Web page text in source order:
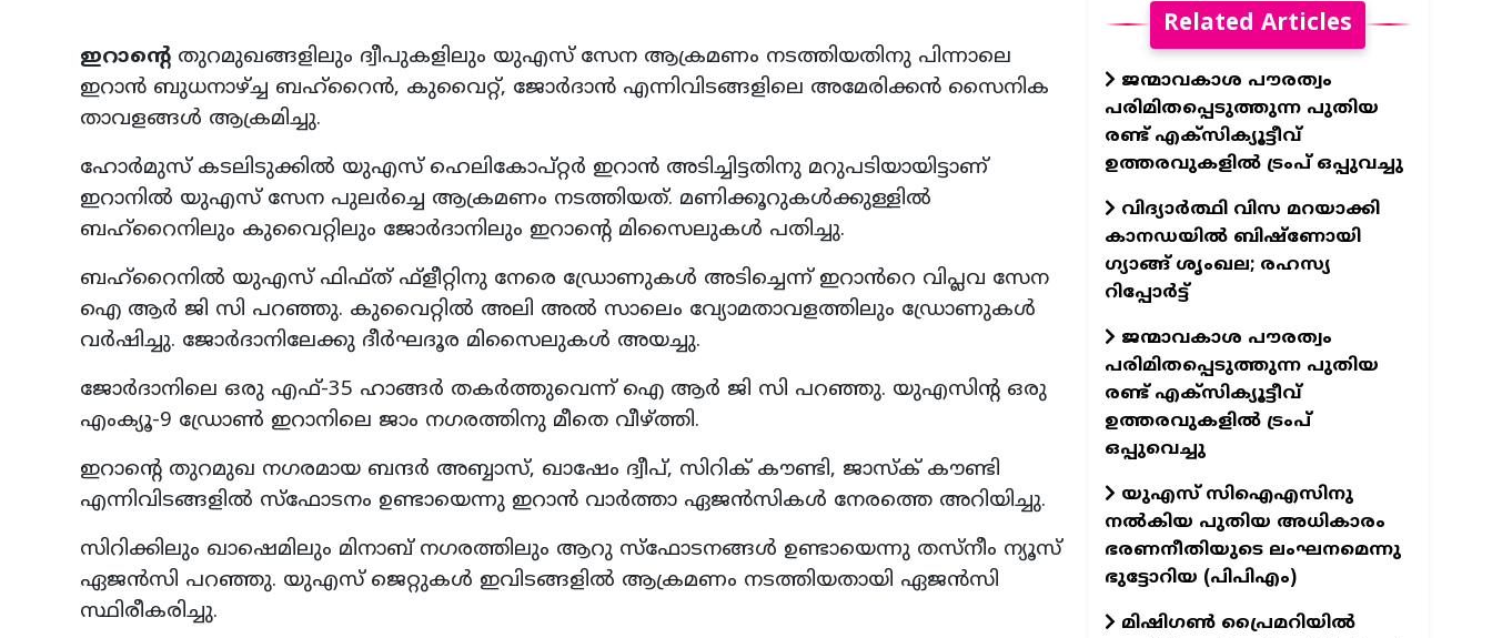
ഇറാന്റെ തുറമുഖങ്ങളിലും ദ്വീപുകളിലും യുഎസ് സേന ആക്രമണം നടത്തിയതിനു പിന്നാലെ
ഇറാൻ ബുധനാഴ്ച്ച ബഹ്‌റൈൻ, കുവൈറ്റ്, ജോർദാൻ എന്നിവിടങ്ങളിലെ അമേരിക്കൻ സൈനിക
താവളങ്ങൾ ആക്രമിച്ചു.
ഹോർമുസ് കടലിടുക്കിൽ യുഎസ് ഹെലികോപ്റ്റർ ഇറാൻ അടിച്ചിട്ടതിനു മറുപടിയായിട്ടാണ്
ഇറാനിൽ യുഎസ് സേന പുലർച്ചെ ആക്രമണം നടത്തിയത്. മണിക്കൂറുകൾക്കുള്ളിൽ
ബഹ്‌റൈനിലും കുവൈറ്റിലും ജോർദാനിലും ഇറാന്റെ മിസൈലുകൾ പതിച്ചു.
ബഹ്‌റൈനിൽ യുഎസ് ഫിഫ്‌ത് ഫ്‌ളീറ്റിനു നേരെ ഡ്രോണുകൾ അടിച്ചെന്ന് ഇറാൻറെ വിപ്ലവ സേന
ഐ ആർ ജി സി പറഞ്ഞു. കുവൈറ്റിൽ അലി അൽ സാലെം വ്യോമതാവളത്തിലും ഡ്രോണുകൾ
വർഷിച്ചു. ജോർദാനിലേക്കു ദീർഘദൂര മിസൈലുകൾ അയച്ചു.
ജോർദാനിലെ ഒരു എഫ്-35 ഹാങ്ങർ തകർത്തുവെന്ന് ഐ ആർ ജി സി പറഞ്ഞു. യുഎസിന്റ ഒരു
എംക്യൂ-9 ഡ്രോൺ ഇറാനിലെ ജാം നഗരത്തിനു മീതെ വീഴ്ത്തി.
ഇറാന്റെ തുറമുഖ നഗരമായ ബന്ദർ അബ്ബാസ്, ഖാഷേം ദ്വീപ്, സിറിക് കൗണ്ടി, ജാസ്‌ക് കൗണ്ടി
എന്നിവിടങ്ങളിൽ സ്ഫോടനം ഉണ്ടായെന്നു ഇറാൻ വാർത്താ ഏജൻസികൾ നേരത്തെ അറിയിച്ചു.
സിറിക്കിലും ഖാഷെമിലും മിനാബ് നഗരത്തിലും ആറു സ്‌ഫോടനങ്ങൾ ഉണ്ടായെന്നു തസ്‌നീം ന്യൂസ്
ഏജൻസി പറഞ്ഞു. യുഎസ് ജെറ്റുകൾ ഇവിടങ്ങളിൽ ആക്രമണം നടത്തിയതായി ഏജൻസി
സ്ഥിരീകരിച്ചു.
Related Articles
ജന്മാവകാശ പൗരത്വം
പരിമിതപ്പെടുത്തുന്ന പുതിയ
രണ്ട് എക്സിക്യൂട്ടീവ്
ഉത്തരവുകളിൽ ട്രംപ് ഒപ്പുവച്ചു
വിദ്യാർത്ഥി വിസ മറയാക്കി
കാനഡയിൽ ബിഷ്‌ണോയി
ഗ്യാങ്ങ് ശൃംഖല; രഹസ്യ
റിപ്പോർട്ട്
ജന്മാവകാശ പൗരത്വം
പരിമിതപ്പെടുത്തുന്ന പുതിയ
രണ്ട് എക്സിക്യൂട്ടീവ്
ഉത്തരവുകളിൽ ട്രംപ്
ഒപ്പുവെച്ചു
യുഎസ് സിഐഎസിനു
നൽകിയ പുതിയ അധികാരം
ഭരണനീതിയുടെ ലംഘനമെന്നു
ഭുട്ടോറിയ (പിപിഎം)
മിഷിഗൺ പ്രൈമറിയിൽ